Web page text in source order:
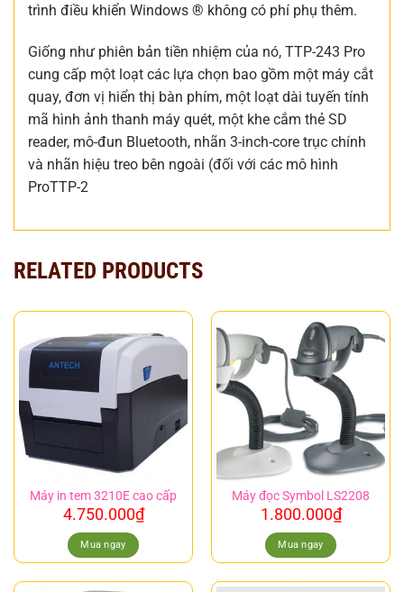
trình điều khiển Windows ® không có phí phụ thêm.
Giống như phiên bản tiền nhiệm của nó, TTP-243 Pro
cung cấp một loạt các lựa chọn bao gồm một máy cắt
quay, đơn vị hiển thị bàn phím, một loạt dài tuyến tính
mã hình ảnh thanh máy quét, một khe cắm thẻ SD
reader, mô-đun Bluetooth, nhãn 3-inch-core trục chính
và nhãn hiệu treo bên ngoài (đối với các mô hình
ProTTP-2
RELATED PRODUCTS
Máy in tem 3210E cao cấp
4.750.000₫
Mua ngay
Máy đọc Symbol LS2208
1.800.000₫
Mua ngay